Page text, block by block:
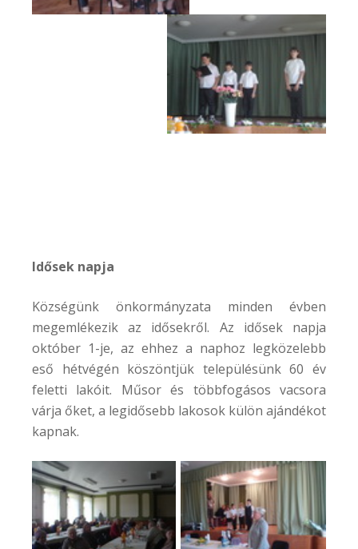
Idősek napja
Községünk önkormányzata minden évben
megemlékezik az idősekről. Az idősek napja
október 1-je, az ehhez a naphoz legközelebb
eső hétvégén köszöntjük településünk 60 év
feletti lakóit. Műsor és többfogásos vacsora
várja őket, a legidősebb lakosok külön ajándékot
kapnak.